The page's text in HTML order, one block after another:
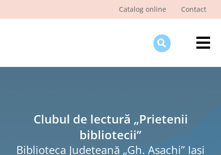
Catalog online Contact
Clubul de lectură „Prietenii
bibliotecii”
Biblioteca Judeţeană „Gh. Asachi” Iaşi